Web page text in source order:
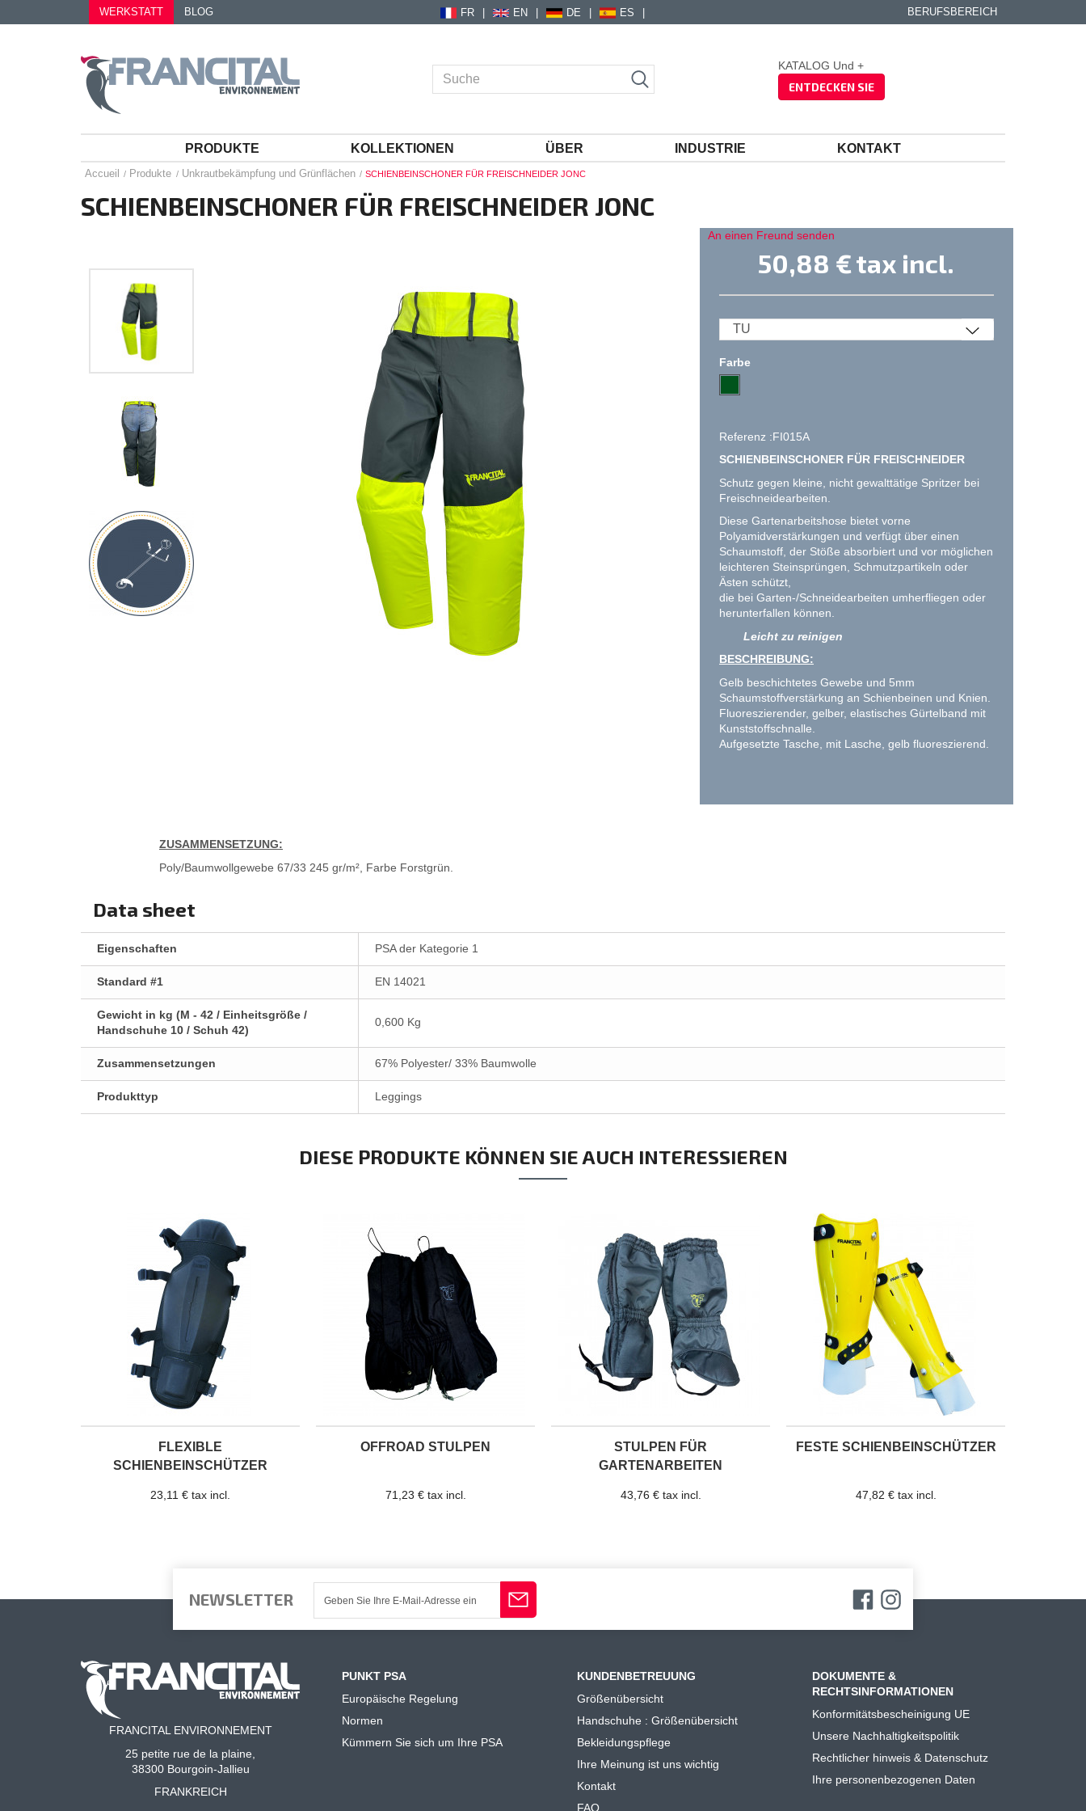
WERKSTATT BLOG FR EN DE ES BERUFSBEREICH
KATALOG Und +
ENTDECKEN SIE
PRODUKTE KOLLEKTIONEN ÜBER INDUSTRIE KONTAKT
Accueil Produkte Unkrautbekämpfung und Grünflächen SCHIENBEINSCHONER FÜR FREISCHNEIDER JONC
SCHIENBEINSCHONER FÜR FREISCHNEIDER JONC
An einen Freund senden
50,88 €tax incl.
Farbe
Referenz :FI015A
SCHIENBEINSCHONER FÜR FREISCHNEIDER
Schutz gegen kleine, nicht gewalttätige Spritzer bei
Freischneidearbeiten.
Diese Gartenarbeitshose bietet vorne
Polyamidverstärkungen und verfügt über einen
Schaumstoff, der Stöße absorbiert und vor möglichen
leichteren Steinsprüngen, Schmutzpartikeln oder
Ästen schützt,
die bei Garten-/Schneidearbeiten umherfliegen oder
herunterfallen können.
Leicht zu reinigen
BESCHREIBUNG:
Gelb beschichtetes Gewebe und 5mm
Schaumstoffverstärkung an Schienbeinen und Knien.
Fluoreszierender, gelber, elastisches Gürtelband mit
Kunststoffschnalle.
Aufgesetzte Tasche, mit Lasche, gelb fluoreszierend.
ZUSAMMENSETZUNG:
Poly/Baumwollgewebe 67/33 245 gr/m², Farbe Forstgrün.
Data sheet
Eigenschaften PSA der Kategorie 1
Standard #1 EN 14021
Gewicht in kg (M - 42 / Einheitsgröße /
Handschuhe 10 / Schuh 42)
0,600 Kg
Zusammensetzungen 67% Polyester/ 33% Baumwolle
Produkttyp Leggings
DIESE PRODUKTE KÖNNEN SIE AUCH INTERESSIEREN
FLEXIBLE
SCHIENBEINSCHÜTZER
23,11 € tax incl.
OFFROAD STULPEN
71,23 € tax incl.
STULPEN FÜR
GARTENARBEITEN
43,76 € tax incl.
FESTE SCHIENBEINSCHÜTZER
47,82 € tax incl.
NEWSLETTER
FRANCITAL ENVIRONNEMENT
25 petite rue de la plaine,
38300 Bourgoin-Jallieu
FRANKREICH
PUNKT PSA
Europäische Regelung
Normen
Kümmern Sie sich um Ihre PSA
KUNDENBETREUUNG
Größenübersicht
Handschuhe : Größenübersicht
Bekleidungspflege
Ihre Meinung ist uns wichtig
Kontakt
FAQ
DOKUMENTE &
RECHTSINFORMATIONEN
Konformitätsbescheinigung UE
Unsere Nachhaltigkeitspolitik
Rechtlicher hinweis & Datenschutz
Ihre personenbezogenen Daten